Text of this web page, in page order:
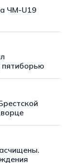
ЧМ-U19
пятиборью